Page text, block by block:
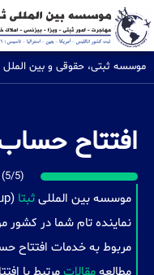
موسسه ثبتی، حقوقی و بین الملل Sabtta
افتتاح
(5/5) 1513 امتیاز
موسسه بین المللیثبتا
نماینده تام شما در کشور
مربوط به خدمات افتتاح